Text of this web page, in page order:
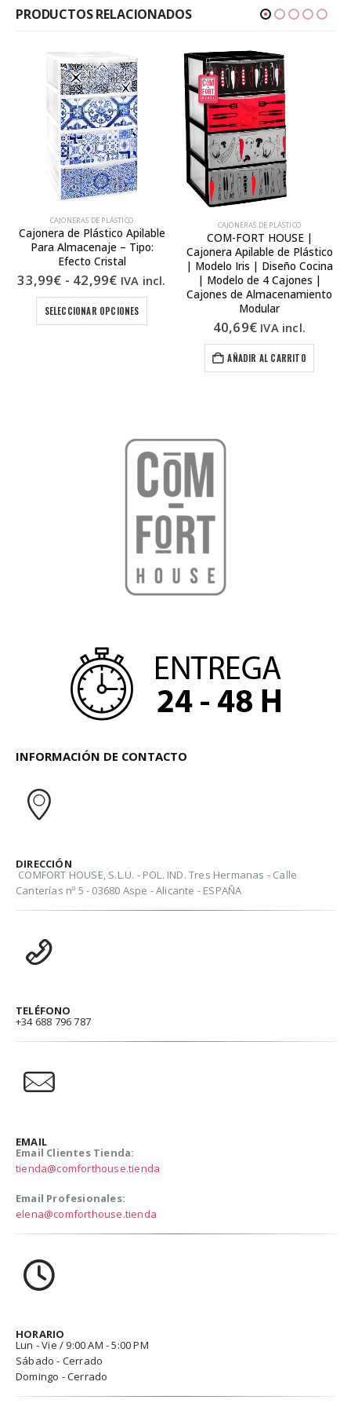
PRODUCTOS RELACIONADOS
CAJONERAS DE PLÁSTICO
Cajonera de Plástico Apilable
Para Almacenaje – Tipo:
Efecto Cristal
33,99€ - 42,99€Rango
precios:
desde
33,99€
IVA incl.
SELECCIONAR OPCIONES
Este producto tiene múltiples variantes. Las opciones se pueden elegir en la página de producto
CAJONERAS DE PLÁSTICO
COM-FORT HOUSE |
Cajonera Apilable de Plástico
| Modelo Iris | Diseño Cocina
| Modelo de 4 Cajones |
Cajones de Almacenamiento
Modular
40,69€ IVA incl.
AÑADIR AL CARRITO
INFORMACIÓN DE CONTACTO
DIRECCIÓN
COMFORT HOUSE, S.L.U. - POL. IND. Tres Hermanas - Calle
Canterías nº 5 - 03680 Aspe - Alicante - ESPAÑA
TELÉFONO
+34 688 796 787
EMAIL
Email Clientes Tienda:
tienda@comforthouse.tienda
Email Profesionales:
elena@comforthouse.tienda
HORARIO
Lun - Vie / 9:00 AM - 5:00 PM
Sábado - Cerrado
Domingo - Cerrado